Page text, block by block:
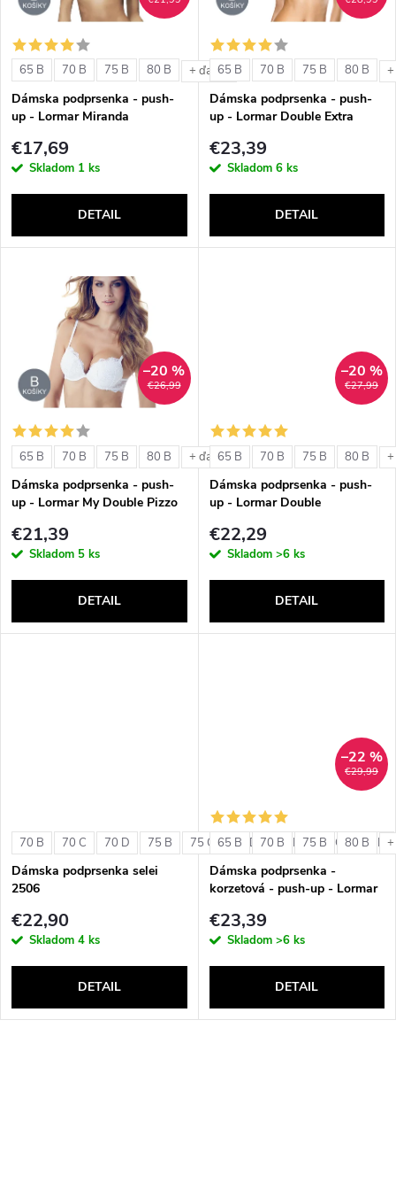
i
e
p
r
d
t
o
v
i
s
p
r
o
d
t
o
v
65 B 70 B 75 B 80 B + ďalšie
Dámska podprsenka - push-
up - Lormar Miranda
€17,69
Skladom 1 ks
DETAIL
65 B 70 B 75 B 80 B
Dámska podprsenka - push-
up - Lormar Double Extra
€23,39
Skladom 6 ks
DETAIL
€26,99
–20 %
65 B 70 B 75 B 80 B + ďalšie
Dámska podprsenka - push-
up - Lormar My Double Pizzo
€21,39
Skladom 5 ks
DETAIL
€27,99
–20 %
65 B 70 B 75 B 80 B
Dámska podprsenka - push-
up - Lormar Double
€22,29
Skladom >6 ks
DETAIL
70 B 70 C 70 D 75 B 75 C 75 D 80 B 80 C 80 D
Dámska podprsenka selei
2506
€22,90
Skladom 4 ks
DETAIL
€29,99
–22 %
65 B 70 B 75 B 80 B
Dámska podprsenka -
korzetová - push-up - Lormar
€23,39
Skladom >6 ks
DETAIL